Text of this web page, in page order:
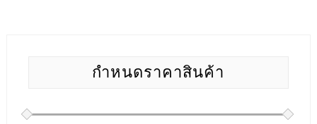
กำหนดราคาสินค้า